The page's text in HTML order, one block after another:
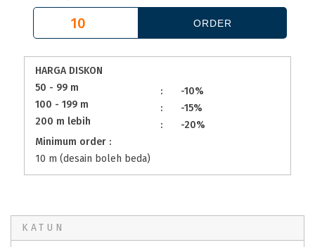
HARGA DISKON
50 - 99 m
100 - 199 m
200 m lebih
:
:
:
-10%
-15%
-20%
Minimum order :
10 m (desain boleh beda)
KATUN